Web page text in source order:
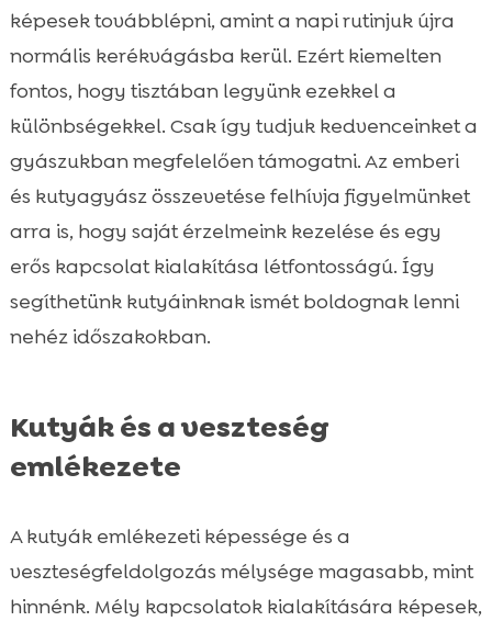
képesek továbblépni, amint a napi rutinjuk újra
normális kerékvágásba kerül. Ezért kiemelten
fontos, hogy tisztában legyünk ezekkel a
különbségekkel. Csak így tudjuk kedvenceinket a
gyászukban megfelelően támogatni. Az emberi
és kutyagyász összevetése felhívja figyelmünket
arra is, hogy saját érzelmeink kezelése és egy
erős kapcsolat kialakítása létfontosságú. Így
segíthetünk kutyáinknak ismét boldognak lenni
nehéz időszakokban.
Kutyák és a veszteség
emlékezete
A kutyák emlékezeti képessége és a
veszteségfeldolgozás mélysége magasabb, mint
hinnénk. Mély kapcsolatok kialakítására képesek,